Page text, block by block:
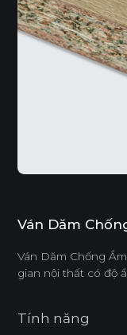
Ván Dăm
Ván Dăm Chống
gian nội thất có độ
Tính năng